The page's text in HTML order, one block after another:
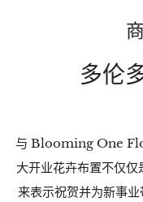
多伦
与 Blooming One
大开业花卉布置不仅
来表示祝贺并为新事业